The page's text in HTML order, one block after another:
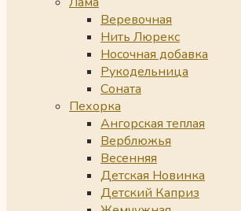
Веревочная
Нить Люрекс
Носочная добавка
Рукодельница
Соната
Пехорка
Ангорская теплая
Верблюжья
Весенняя
Детская Новинка
Детский Каприз